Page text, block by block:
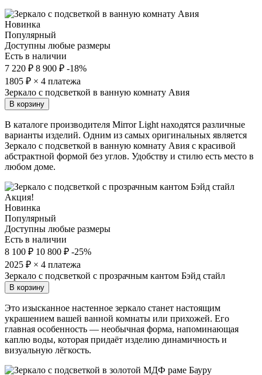
Новинка
Популярный
Доступны любые размеры
Есть в наличии
7 220 ₽ 8 900 ₽ -18%
1805 ₽ × 4 платежа
Зеркало с подсветкой в ванную комнату Авия
В корзину
В каталоге производителя Mirror Light находятся различные
варианты изделий. Одним из самых оригинальных является
Зеркало с подсветкой в ванную комнату Авия с красивой
абстрактной формой без углов. Удобству и стилю есть место в
любом доме.
Акция!
Новинка
Популярный
Доступны любые размеры
Есть в наличии
8 100 ₽ 10 800 ₽ -25%
2025 ₽ × 4 платежа
Зеркало с подсветкой с прозрачным кантом Бэйд стайл
В корзину
Это изысканное настенное зеркало станет настоящим
украшением вашей ванной комнаты или прихожей. Его
главная особенность — необычная форма, напоминающая
каплю воды, которая придаёт изделию динамичность и
визуальную лёгкость.